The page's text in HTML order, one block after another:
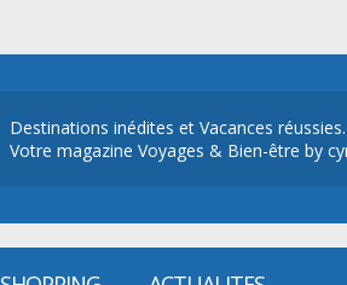
Destinations inédites et Vacances réussies.
Votre magazine Voyages & Bien-être by